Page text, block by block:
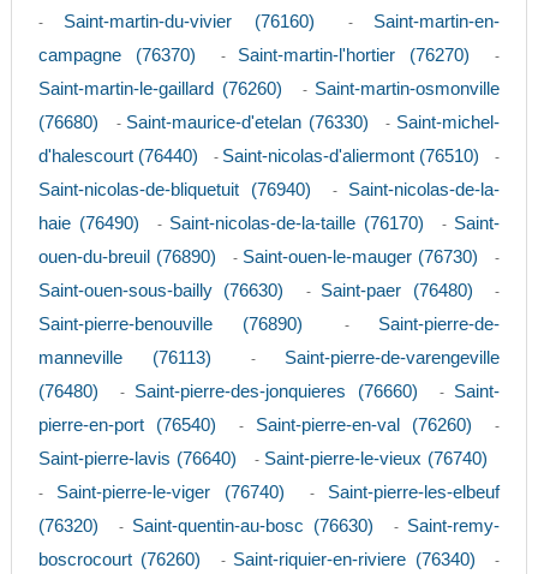
- Saint-martin-du-vivier (76160) - Saint-martin-en-
campagne (76370)
- Saint-martin-l'hortier (76270) -
Saint-martin-le-gaillard (76260) - Saint-martin-osmonville
(76680)
- Saint-maurice-d'etelan (76330) - Saint-michel-
d'halescourt (76440)
- Saint-nicolas-d'aliermont (76510) -
Saint-nicolas-de-bliquetuit (76940) - Saint-nicolas-de-la-
haie (76490)
- Saint-nicolas-de-la-taille (76170) - Saint-
ouen-du-breuil (76890)
- Saint-ouen-le-mauger (76730) -
Saint-ouen-sous-bailly (76630) - Saint-paer (76480) -
Saint-pierre-benouville (76890) - Saint-pierre-de-
manneville (76113)
- Saint-pierre-de-varengeville
(76480)
- Saint-pierre-des-jonquieres (76660) - Saint-
pierre-en-port (76540)
- Saint-pierre-en-val (76260) -
Saint-pierre-lavis (76640) - Saint-pierre-le-vieux (76740)
- Saint-pierre-le-viger (76740) - Saint-pierre-les-elbeuf
(76320)
- Saint-quentin-au-bosc (76630) - Saint-remy-
boscrocourt (76260)
- Saint-riquier-en-riviere (76340) -